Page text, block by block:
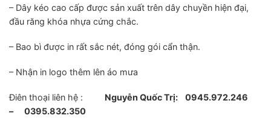
– Dây kéo cao cấp được sản xuất trên dây chuyền hiện đại,
đầu răng khóa nhựa cứng chắc.
– Bao bì được in rất sắc nét, đóng gói cẩn thận.
– Nhận in logo thêm lên áo mưa
Điên thoại liên hệ : Nguyễn Quốc Trị: 0945.972.246
– 0395.832.350